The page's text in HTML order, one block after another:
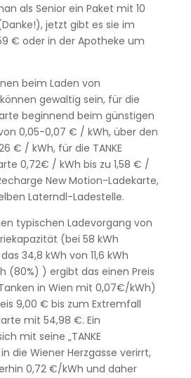
als Senior ein Paket mit 10
jetzt gibt es sie im
€ oder in der Apotheke um
beim Laden von
gewaltig sein, für die
beginnend beim günstigen
0,05-0,07 € / kWh, über den
€ / kWh, für die TANKE
0,72€ / kWh bis zu 1,58 € /
New Motion-Ladekarte,
Laterndl-Ladestelle.
typischen Ladevorgang von
(bei 58 kWh
34,8 kWh von 11,6 kWh
(80%) ) ergibt das einen Preis
in Wien mit 0,07€/kWh)
9,00 € bis zum Extremfall
mit 54,98 €. Ein
mit seine „TANKE
die Wiener Herzgasse verirrt,
0,72 €/kWh und daher